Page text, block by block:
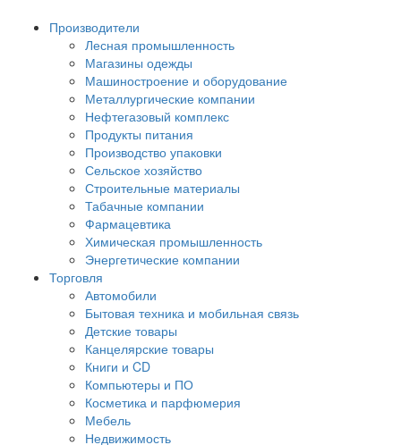
Производители
Лесная промышленность
Магазины одежды
Машиностроение и оборудование
Металлургические компании
Нефтегазовый комплекс
Продукты питания
Производство упаковки
Сельское хозяйство
Строительные материалы
Табачные компании
Фармацевтика
Химическая промышленность
Энергетические компании
Торговля
Автомобили
Бытовая техника и мобильная связь
Детские товары
Канцелярские товары
Книги и CD
Компьютеры и ПО
Косметика и парфюмерия
Мебель
Недвижимость